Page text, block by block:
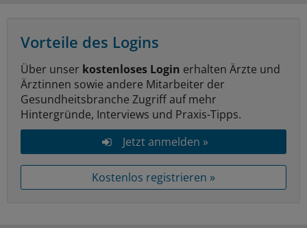
Vorteile des Logins
Über unser kostenloses Login erhalten Ärzte und
Ärztinnen sowie andere Mitarbeiter der
Gesundheitsbranche Zugriff auf mehr
Hintergründe, Interviews und Praxis-Tipps.
Jetzt anmelden »
Kostenlos registrieren »